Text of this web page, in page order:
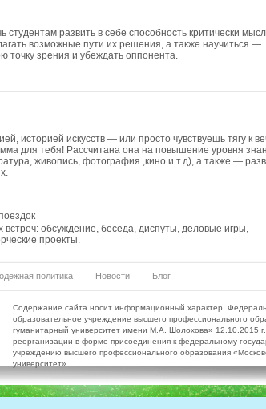
развить в себе способность критически
возможные пути их решения, а также научиться —
точку зрения и убеждать оппонента.
историей искусств — или просто чувствуешь тягу к
для тебя! Рассчитана она на повышение уровня
живопись, фотография ,кино и т.д), а также —
встреч: обсуждение, беседа, диспуты, деловые игры,
проекты.
политика Новости Блог
Содержание сайта носит информационный характер.
образовательное учреждение высшего профессионального
гуманитарный университет имени М.А. Шолохова» 12.10.2015 г.
реорганизации в форме присоединения к федеральному
учреждению высшего профессионального образования
университет».